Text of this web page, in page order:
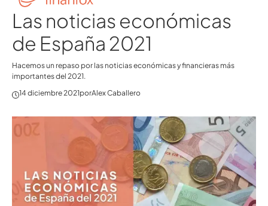
Las noticias económicas
de España 2021
Hacemos un repaso por las noticias económicas y financieras más
importantes del 2021.
14 diciembre 2021porAlex Caballero